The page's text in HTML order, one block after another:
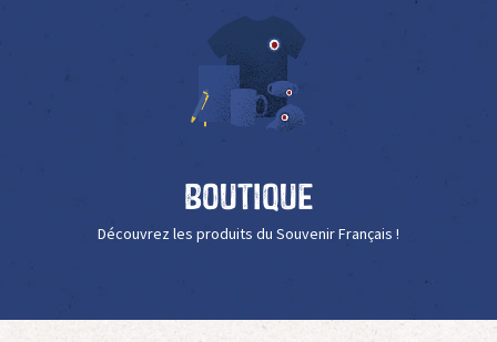
Boutique
Découvrez les produits du Souvenir Français !